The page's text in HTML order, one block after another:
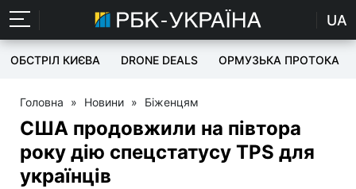
UA
ОБСТРІЛ КИЄВА DRONE DEALS ОРМУЗЬКА ПРОТОКА
Головна » Новини » Біженцям
США продовжили на півтора
року дію спецстатусу TPS для
українців